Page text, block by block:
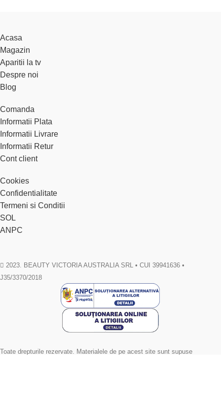
Acasa
Magazin
Aparitii la tv
Despre noi
Blog
Comanda
Informatii Plata
Informatii Livrare
Informatii Retur
Cont client
Cookies
Confidentialitate
Termeni si Conditii
SOL
ANPC
2023. BEAUTY VICTORIA AUSTRALIA SRL • CUI 39941636 •
J35/3370/2018
Toate drepturile rezervate. Materialele de pe acest site sunt supuse